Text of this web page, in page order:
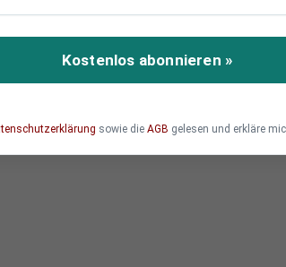
überprüft sie. Nicht
eingeschränkt. Die
Kostenlos abonnieren »
sowie die AGB gelesen und erkläre